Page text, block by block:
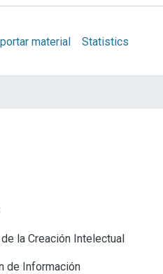
material Statistics
la Creación Intelectual
de Información